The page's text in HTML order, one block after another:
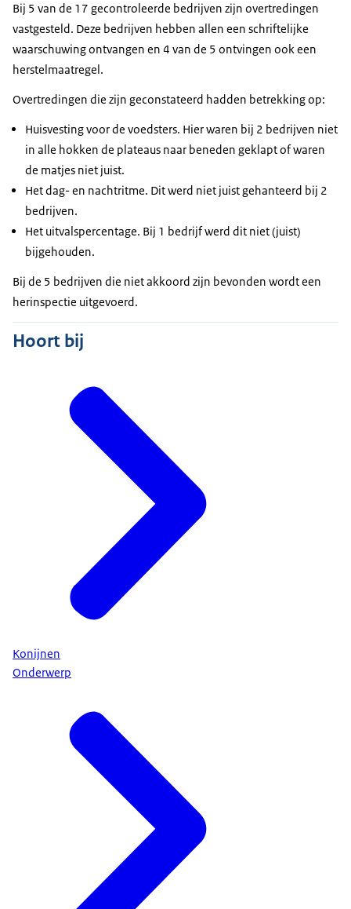
Bij 5 van de 17 gecontroleerde bedrijven zijn overtredingen
vastgesteld. Deze bedrijven hebben allen een schriftelijke
waarschuwing ontvangen en 4 van de 5 ontvingen ook een
herstelmaatregel.
Overtredingen die zijn geconstateerd hadden betrekking op:
Huisvesting voor de voedsters. Hier waren bij 2 bedrijven niet
in alle hokken de plateaus naar beneden geklapt of waren
de matjes niet juist.
Het dag- en nachtritme. Dit werd niet juist gehanteerd bij 2
bedrijven.
Het uitvalspercentage. Bij 1 bedrijf werd dit niet (juist)
bijgehouden.
Bij de 5 bedrijven die niet akkoord zijn bevonden wordt een
herinspectie uitgevoerd.
Hoort bij
Konijnen
Onderwerp